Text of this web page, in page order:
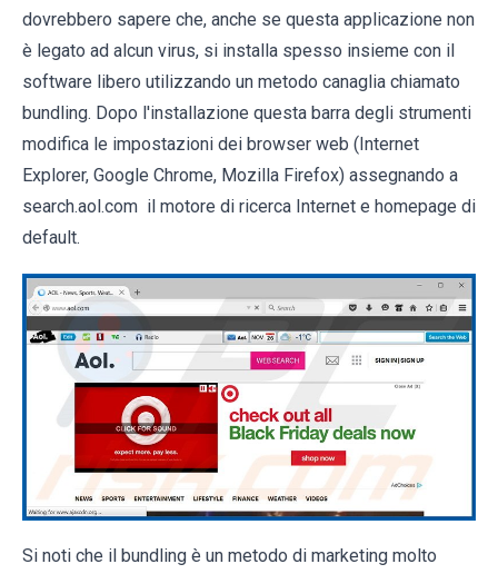
dovrebbero sapere che, anche se questa applicazione non
è legato ad alcun virus, si installa spesso insieme con il
software libero utilizzando un metodo canaglia chiamato
bundling. Dopo l'installazione questa barra degli strumenti
modifica le impostazioni dei browser web (Internet
Explorer, Google Chrome, Mozilla Firefox) assegnando a
search.aol.com il motore di ricerca Internet e homepage di
default.
Si noti che il bundling è un metodo di marketing molto